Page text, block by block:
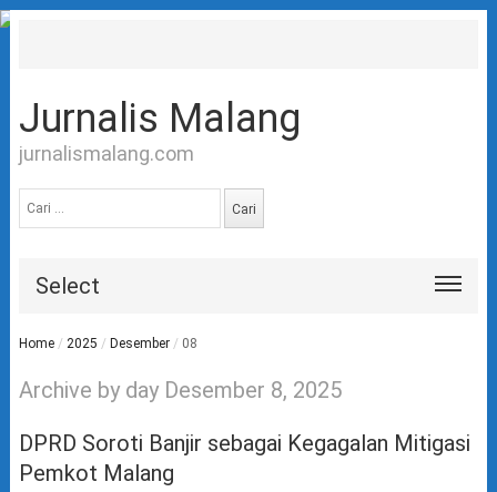
Jurnalis Malang
jurnalismalang.com
untuk:
Select
Home / 2025 / Desember / 08
Archive by day Desember 8, 2025
DPRD Soroti Banjir sebagai Kegagalan Mitigasi
Pemkot Malang